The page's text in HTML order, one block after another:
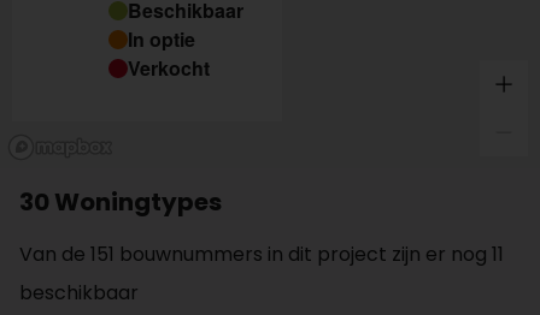
30 Woningtypes
Van de 151 bouwnummers in dit project zijn er nog 11
beschikbaar
Beschikbaar
In optie
Verkocht